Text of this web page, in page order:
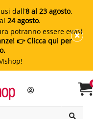
dall’8 al 23 agosto.
24 agosto.
potranno essere evasi
👉 Clicca qui per